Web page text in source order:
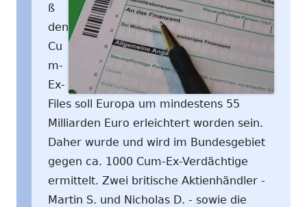
ß
den
Cu
m-
Ex-
Files soll Europa um mindestens 55
Milliarden Euro erleichtert worden sein.
Daher wurde und wird im Bundesgebiet
gegen ca. 1000 Cum-Ex-Verdächtige
ermittelt. Zwei britische Aktienhändler -
Martin S. und Nicholas D. - sowie die